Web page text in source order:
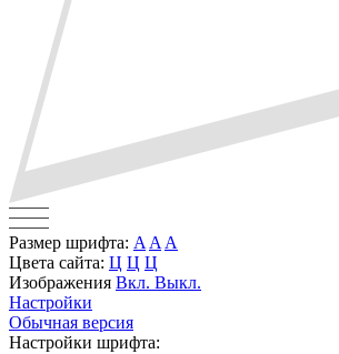
Размер шрифта: A A A
Цвета сайта: Ц Ц Ц
Изображения Вкл. Выкл.
Настройки
Обычная версия
Настройки шрифта: